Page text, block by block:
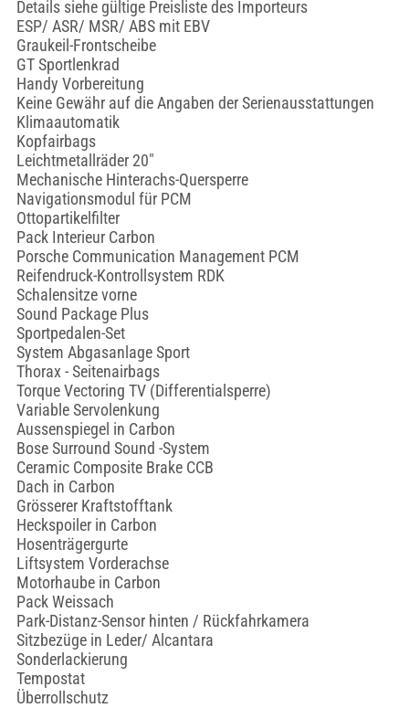
Details siehe gültige Preisliste des Importeurs
ESP/ ASR/ MSR/ ABS mit EBV
Graukeil-Frontscheibe
GT Sportlenkrad
Handy Vorbereitung
Keine Gewähr auf die Angaben der Serienausstattungen
Klimaautomatik
Kopfairbags
Leichtmetallräder 20"
Mechanische Hinterachs-Quersperre
Navigationsmodul für PCM
Ottopartikelfilter
Pack Interieur Carbon
Porsche Communication Management PCM
Reifendruck-Kontrollsystem RDK
Schalensitze vorne
Sound Package Plus
Sportpedalen-Set
System Abgasanlage Sport
Thorax - Seitenairbags
Torque Vectoring TV (Differentialsperre)
Variable Servolenkung
Aussenspiegel in Carbon
Bose Surround Sound -System
Ceramic Composite Brake CCB
Dach in Carbon
Grösserer Kraftstofftank
Heckspoiler in Carbon
Hosenträgergurte
Liftsystem Vorderachse
Motorhaube in Carbon
Pack Weissach
Park-Distanz-Sensor hinten / Rückfahrkamera
Sitzbezüge in Leder/ Alcantara
Sonderlackierung
Tempostat
Überrollschutz